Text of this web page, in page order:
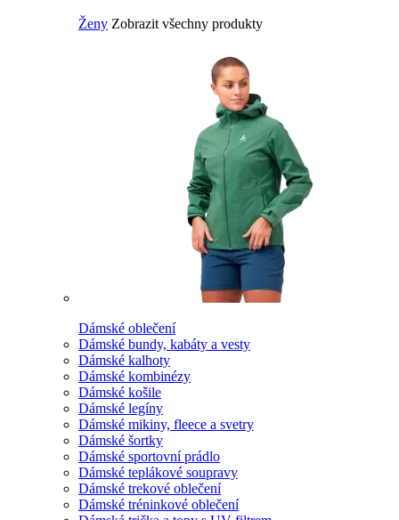
Ženy Zobrazit všechny produkty
Dámské oblečení
Dámské bundy, kabáty a vesty
Dámské kalhoty
Dámské kombinézy
Dámské košile
Dámské legíny
Dámské mikiny, fleece a svetry
Dámské šortky
Dámské sportovní prádlo
Dámské teplákové soupravy
Dámské trekové oblečení
Dámské tréninkové oblečení